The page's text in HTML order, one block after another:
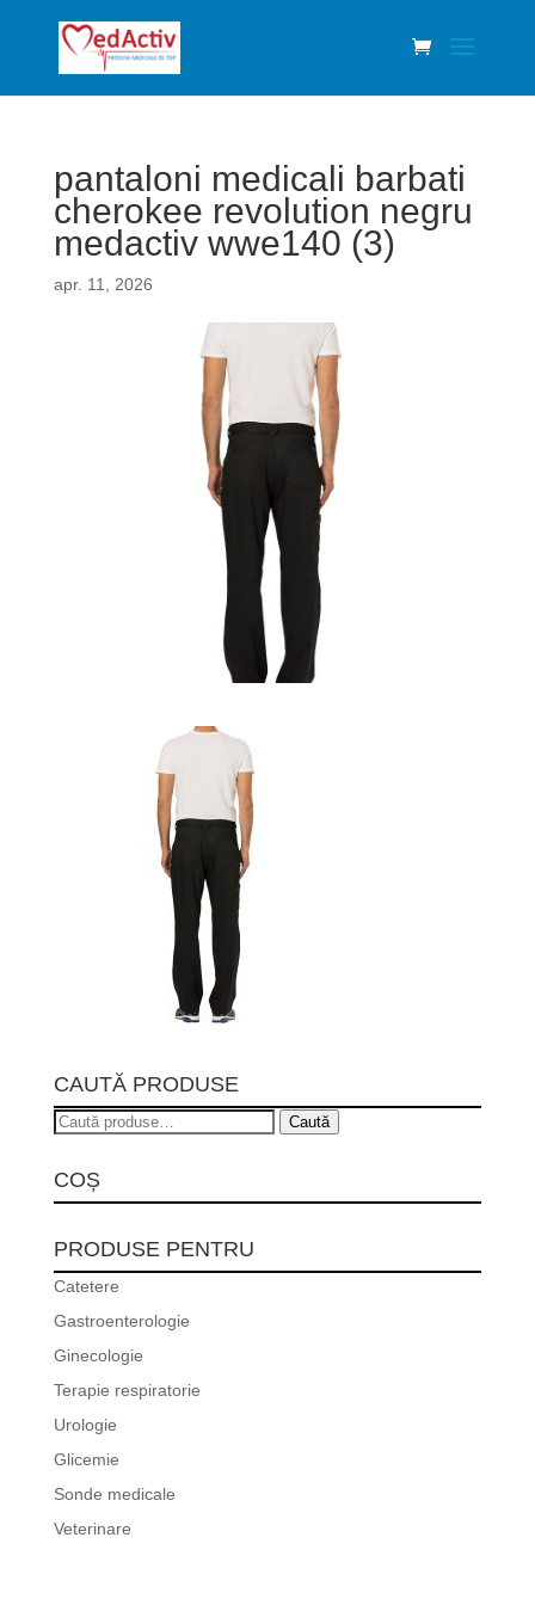
pantaloni medicali barbati
cherokee revolution negru
medactiv wwe140 (3)
apr. 11, 2026
CAUTĂ PRODUSE
Caută
Caută
COȘ
PRODUSE PENTRU
Catetere
Gastroenterologie
Ginecologie
Terapie respiratorie
Urologie
Glicemie
Sonde medicale
Veterinare